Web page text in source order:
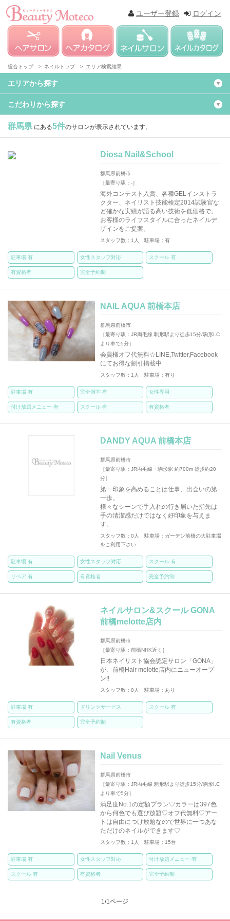
ログイン
ユーザー登録
総合トップ > ネイルトップ > エリア検索結果
エリアから探す
こだわりから探す
群馬県にある5件のサロンが表示されています。
Diosa Nail&School
群馬県前橋市
［最寄り駅：-］
海外コンテスト入賞、各種GELインストラ
クター、ネイリスト技能検定2014試験官な
ど確かな実績が語る高い技術を低価格で。
お客様のライフスタイルに合ったネイルデ
ザインをご提案。
スタッフ数；1人 駐車場；有
駐車場 有 女性スタッフ対応 スクール 有
有資格者 完全予約制
NAIL AQUA 前橋本店
群馬県前橋市
［最寄り駅：JR両毛線 駒形駅より徒歩15分/駒形I.C
より車で5分］
会員様オフ代無料☆LINE,Twitter,Facebook
にてお得な割引掲載中
スタッフ数；1人 駐車場；有り
駐車場 有 完全個室 有 女性専用
付け放題メニュー 有 スクール 有 有資格者
DANDY AQUA 前橋本店
群馬県前橋市
［最寄り駅：JR両毛線・駒形駅 約700m 徒歩約20
分］
第一印象を高めることは仕事、出会いの第
一歩。
様々なシーンで手入れの行き届いた指先は
手の清潔感だけではなく好印象を与えま
す。
スタッフ数；0人 駐車場；ガーデン前橋の大駐車場
をご利用下さい
駐車場 有 女性スタッフ対応 スクール 有
リペア 有 有資格者 完全予約制
ネイルサロン&スクール GONA
前橋melotte店内
群馬県前橋市
［最寄り駅：前橋NHK近く］
日本ネイリスト協会認定サロン「GONA」
が、前橋Hair melotte店内にニューオープ
ン!!
スタッフ数；0人 駐車場；あり
駐車場 有 ドリンクサービス スクール 有
有資格者 完全予約制
Nail Venus
群馬県前橋市
［最寄り駅：JR両毛線 駒形駅より徒歩15分/駒形I.C
より車で5分］
満足度No.1の定額プラン♡カラーは397色
から何色でも選び放題♡オフ代無料♡アー
トは自由につけ放題なので世界に一つあな
ただけのネイルができます♡
スタッフ数；1人 駐車場；15台
駐車場 有 女性スタッフ対応 付け放題メニュー 有
スクール 有 有資格者 完全予約制
1/1ページ